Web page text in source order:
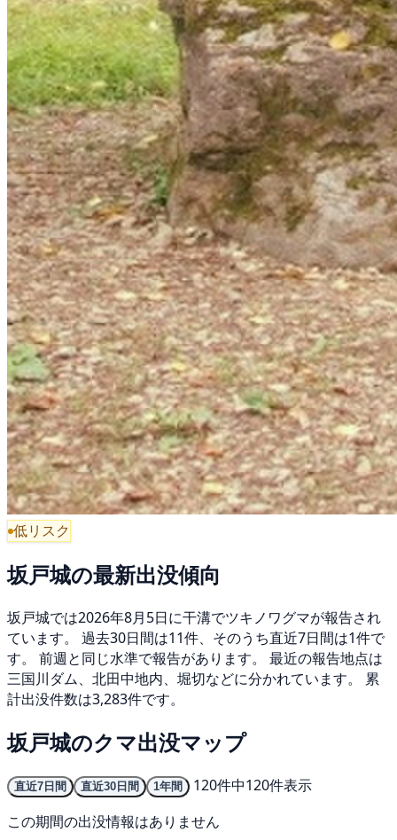
低リスク
坂戸城の最新出没傾向
坂戸城では2026年8月5日に干溝でツキノワグマが報告され
ています。 過去30日間は11件、そのうち直近7日間は1件で
す。 前週と同じ水準で報告があります。 最近の報告地点は
三国川ダム、北田中地内、堀切などに分かれています。 累
計出没件数は3,283件です。
坂戸城のクマ出没マップ
直近7日間 直近30日間 1年間
120件中120件表示
この期間の出没情報はありません